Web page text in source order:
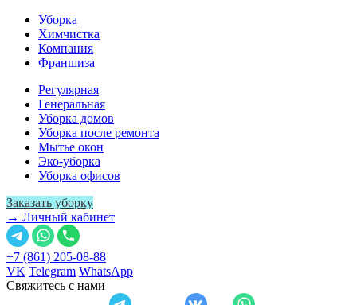
Уборка
Химчистка
Компания
Франшиза
Регулярная
Генеральная
Уборка домов
Уборка после ремонта
Мытье окон
Эко-уборка
Уборка офисов
Заказать уборку
→ Личный кабинет
+7 (861) 205-08-88
VK Telegram WhatsApp
Свяжитесь с нами